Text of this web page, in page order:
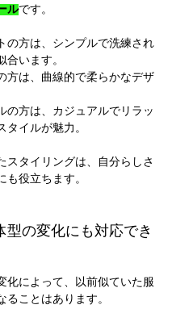
ルです。
の方は、シンプルで洗練され
合います。
方は、曲線的で柔らかなデザ
の方は、カジュアルでリラッ
タイルが魅力。
スタイリングは、自分らしさ
も役立ちます。
型の変化にも対応でき
化によって、以前似ていた服
ることはあります。